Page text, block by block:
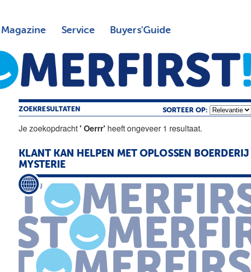
Magazine Service Buyers'Guide
ZOEKRESULTATEN SORTEER OP:
Je zoekopdracht' Oerrr' heeft ongeveer 1 resultaat.
KLANT KAN HELPEN MET OPLOSSEN BOERDERIJ
MYSTERIE